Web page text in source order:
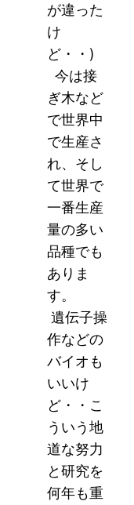
が違った
け
ど・・)
今は接
ぎ木など
で世界中
で生産さ
れ、そし
て世界で
一番生産
量の多い
品種でも
ありま
す。
遺伝子操
作などの
バイオも
いいけ
ど・・こ
ういう地
道な努力
と研究を
何年も重